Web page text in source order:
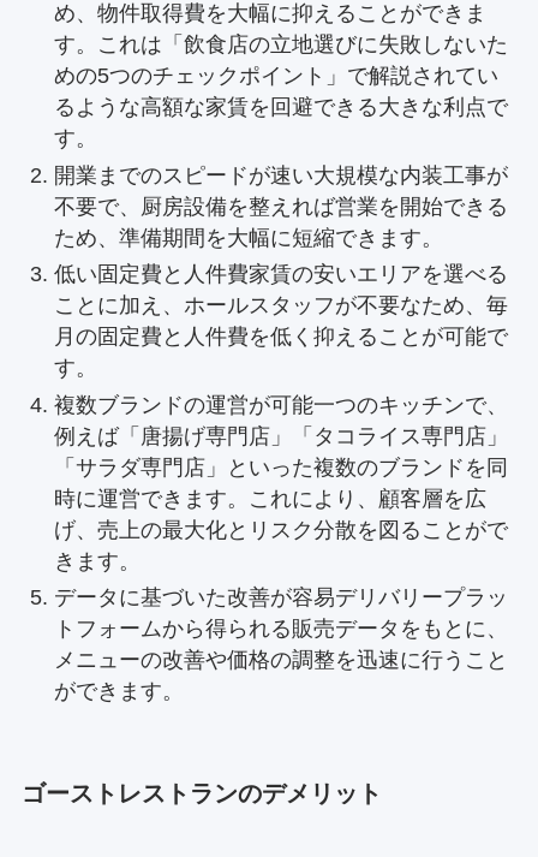
め、物件取得費を大幅に抑えることができま
す。これは「飲食店の立地選びに失敗しないた
めの5つのチェックポイント」で解説されてい
るような高額な家賃を回避できる大きな利点で
す。
開業までのスピードが速い大規模な内装工事が
不要で、厨房設備を整えれば営業を開始できる
ため、準備期間を大幅に短縮できます。
低い固定費と人件費家賃の安いエリアを選べる
ことに加え、ホールスタッフが不要なため、毎
月の固定費と人件費を低く抑えることが可能で
す。
複数ブランドの運営が可能一つのキッチンで、
例えば「唐揚げ専門店」「タコライス専門店」
「サラダ専門店」といった複数のブランドを同
時に運営できます。これにより、顧客層を広
げ、売上の最大化とリスク分散を図ることがで
きます。
データに基づいた改善が容易デリバリープラッ
トフォームから得られる販売データをもとに、
メニューの改善や価格の調整を迅速に行うこと
ができます。
ゴーストレストランのデメリット